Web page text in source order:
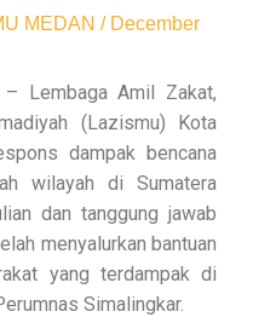
MEDAN / December
Lembaga Amil Zakat,
(Lazismu) Kota
dampak bencana
wilayah di Sumatera
dan tanggung jawab
menyalurkan bantuan
yang terdampak di
Simalingkar.